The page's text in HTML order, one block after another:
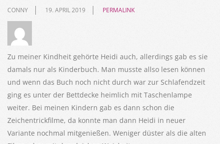
CONNY 19. APRIL 2019 PERMALINK
Zu meiner Kindheit gehörte Heidi auch, allerdings gab es sie
damals nur als Kinderbuch. Man musste allso lesen können
und wenn das Buch noch nicht durch war zur Schlafendzeit
ging es unter der Bettdecke heimlich mit Taschenlampe
weiter. Bei meinen Kindern gab es dann schon die
Zeichentrickfilme, da konnte man dann Heidi in neuer
Variante nochmal mitgenießen. Weniger düster als die alten